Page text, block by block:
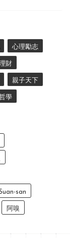
心理勵志
財
親子天下
學
san
阿嗅